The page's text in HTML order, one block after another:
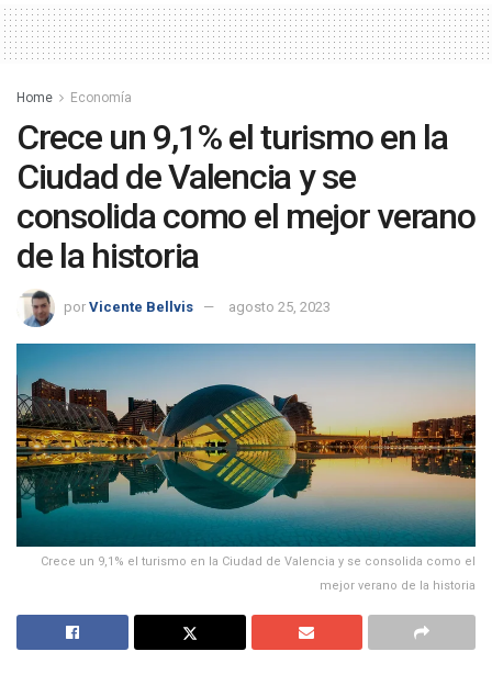
Home Economía
Crece un 9,1% el turismo en la
Ciudad de Valencia y se
consolida como el mejor verano
de la historia
por Vicente Bellvis agosto 25, 2023
Crece un 9,1% el turismo en la Ciudad de Valencia y se consolida como el
mejor verano de la historia